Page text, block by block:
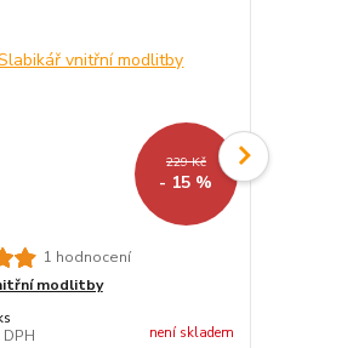
229 Kč
- 15 %
1 hodnocení
modlitby
není skladem